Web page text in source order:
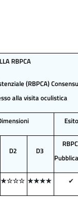
RBPCA
(RBPCA)
alla visita oculistica
D2 D3
★☆☆☆ ★★★★ ✔